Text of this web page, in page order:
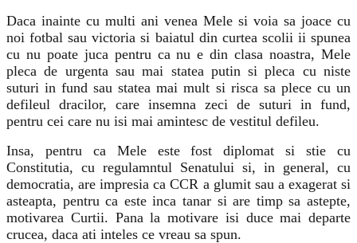
Daca inainte cu multi ani venea Mele si voia sa joace cu
noi fotbal sau victoria si baiatul din curtea scolii ii spunea
cu nu poate juca pentru ca nu e din clasa noastra, Mele
pleca de urgenta sau mai statea putin si pleca cu niste
suturi in fund sau statea mai mult si risca sa plece cu un
defileul dracilor, care insemna zeci de suturi in fund,
pentru cei care nu isi mai amintesc de vestitul defileu.
Insa, pentru ca Mele este fost diplomat si stie cu
Constitutia, cu regulamntul Senatului si, in general, cu
democratia, are impresia ca CCR a glumit sau a exagerat si
asteapta, pentru ca este inca tanar si are timp sa astepte,
motivarea Curtii. Pana la motivare isi duce mai departe
crucea, daca ati inteles ce vreau sa spun.